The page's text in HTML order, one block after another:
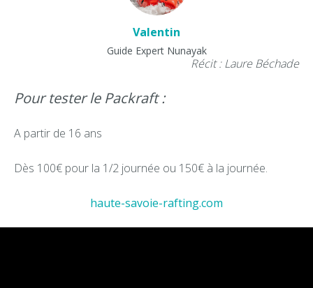
Valentin
Guide Expert Nunayak
Récit : Laure Béchade
Pour tester le Packraft :
A partir de 16 ans
Dès 100€ pour la 1/2 journée ou 150€ à la journée.
haute-savoie-rafting.com